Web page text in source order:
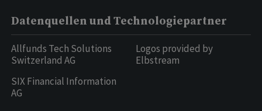
Datenquellen und Technologiepartner
Allfunds Tech Solutions
Switzerland AG
SIX Financial Information
AG
Logos provided by
Elbstream